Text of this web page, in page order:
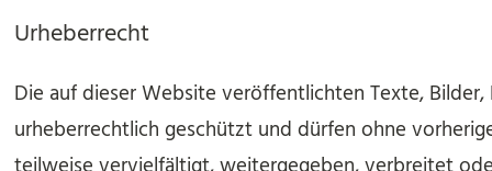
Urheberrecht
Die auf dieser Website veröffentlichten Texte,
urheberrechtlich geschützt und dürfen ohne